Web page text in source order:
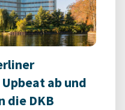
ab und
die DKB